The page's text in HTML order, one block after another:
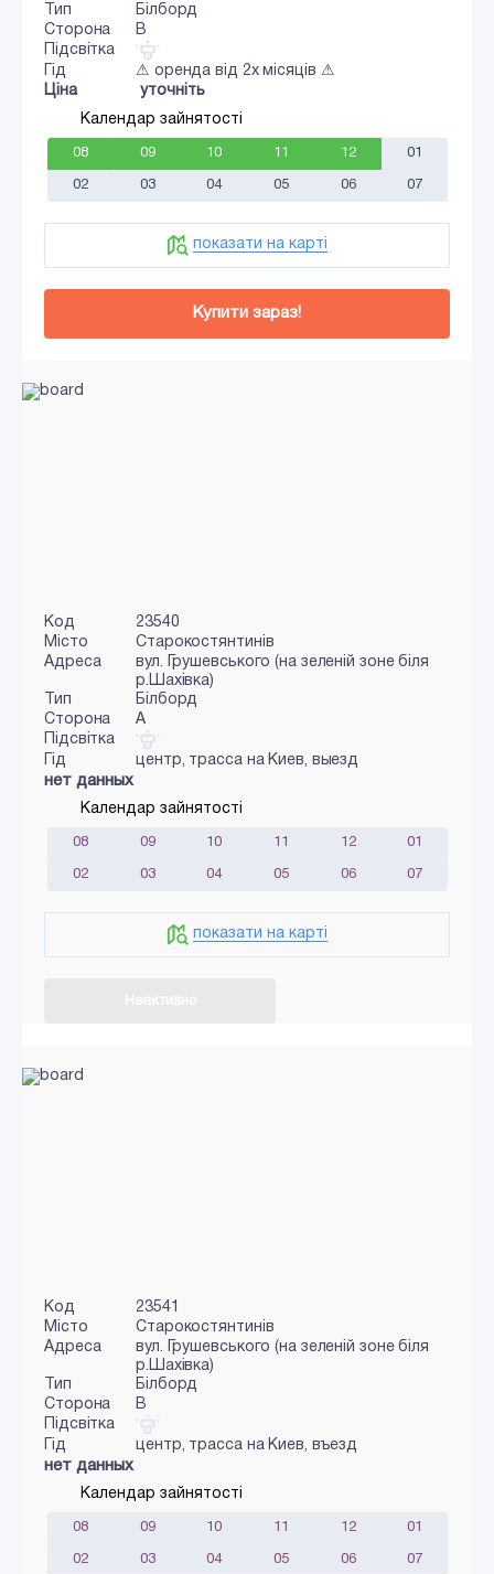
Тип
Білборд
Сторона
B
Підсвітка
Гід
⚠ оренда від 2х місяців ⚠
Ціна
уточніть
Календар зайнятості
08 09 10 11 12 01
02 03 04 05 06 07
показати на карті
Купити зараз!
Код
23540
Місто
Старокостянтинів
Адреса
вул. Грушевського (на зеленій зоне біля
р.Шахівка)
Тип
Білборд
Сторона
A
Підсвітка
Гід
центр, трасса на Киев, выезд
нет данных
Календар зайнятості
08 09 10 11 12 01
02 03 04 05 06 07
показати на карті
Код
23541
Місто
Старокостянтинів
Адреса
вул. Грушевського (на зеленій зоне біля
р.Шахівка)
Тип
Білборд
Сторона
B
Підсвітка
Гід
центр, трасса на Киев, въезд
нет данных
Календар зайнятості
08 09 10 11 12 01
02 03 04 05 06 07